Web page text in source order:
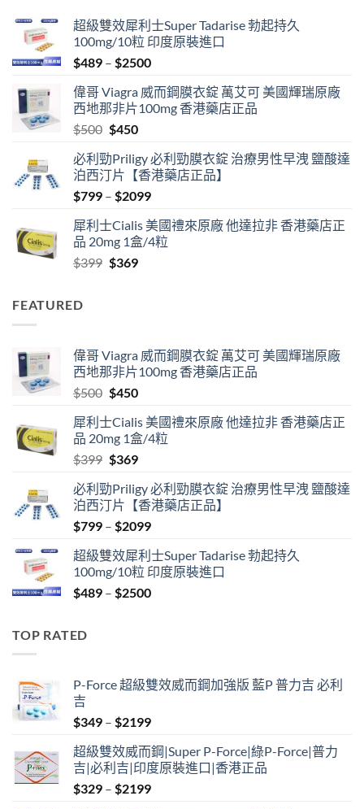
超級雙效犀利士Super Tadarise 勃起持久
100mg/10粒 印度原裝進口
$489 – $2500Price
$489
through
偉哥 Viagra 威而鋼膜衣錠 萬艾可 美國輝瑞原廠
西地那非片100mg 香港藥店正品
$500 Original
was:
$500.
$450Current
is:
$450.
必利勁Priligy 必利勁膜衣錠 治療男性早洩 鹽酸達
泊西汀片【香港藥店正品】
$799 – $2099Price
$799
through
犀利士Cialis 美國禮來原廠 他達拉非 香港藥店正
品 20mg 1盒/4粒
$399 Original
$369Current
FEATURED
偉哥 Viagra 威而鋼膜衣錠 萬艾可 美國輝瑞原廠
西地那非片100mg 香港藥店正品
$500 Original
was:
$500.
$450Current
is:
$450.
犀利士Cialis 美國禮來原廠 他達拉非 香港藥店正
品 20mg 1盒/4粒
$399 Original
was:
$399.
$369Current
is:
$369.
必利勁Priligy 必利勁膜衣錠 治療男性早洩 鹽酸達
泊西汀片【香港藥店正品】
$799 – $2099Price
$799
through
$2099
超級雙效犀利士Super Tadarise 勃起持久
100mg/10粒 印度原裝進口
$489 – $2500Price
TOP RATED
P-Force 超級雙效威而鋼加強版 藍P 普力吉 必利
吉
$349 – $2199Price
$349
through
$2199
超級雙效威而鋼|Super P-Force|綠P-Force|普力
吉|必利吉|印度原裝進口|香港正品
$329 – $2199Price